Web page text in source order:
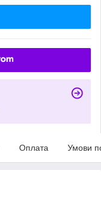
Оплата Умови